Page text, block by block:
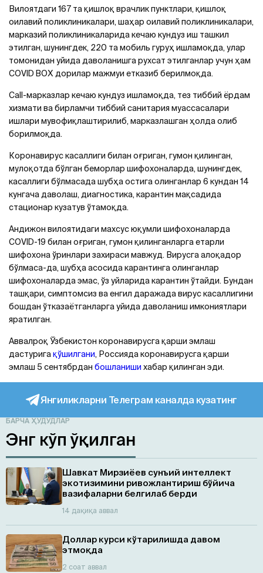
Вилоятдаги 167 та қишлоқ врачлик пунктлари, қишлоқ
оилавий поликлиникалари, шаҳар оилавий поликлиникалари,
марказий поликлиникаларида кечаю кундуз иш ташкил
этилган, шунингдек, 220 та мобиль гуруҳ ишламоқда, улар
томонидан уйида даволанишга рухсат этилганлар учун ҳам
COVID BОХ дорилар мажмуи етказиб берилмоқда.
Call-марказлар кечаю кундуз ишламоқда, тез тиббий ёрдам
хизмати ва бирламчи тиббий санитария муассасалари
ишлари мувофиқлаштирилиб, марказлашган ҳолда олиб
борилмоқда.
Коронавирус касаллиги билан оғриган, гумон қилинган,
мулоқотда бўлган беморлар шифохоналарда, шунингдек,
касаллиги бўлмасада шубҳа остига олинганлар 6 кундан 14
кунгача даволаш, диагностика, карантин мақсадида
стационар кузатув ўтамоқда.
Aндижон вилоятидаги махсус юқумли шифохоналарда
COVID-19 билан оғриган, гумон қилинганларга етарли
шифохона ўринлари захираси мавжуд. Вирусга алоқадор
бўлмаса-да, шубҳа асосида карантинга олинганлар
шифохоналарда эмас, ўз уйларида карантин ўтайди. Бундан
ташқари, симптомсиз ва енгил даражада вирус касаллигини
бошдан ўтказаётганларга уйида даволаниш имкониятлари
яратилган.
Аввалроқ Ўзбекистон коронавирусга қарши эмлаш
дастуригақўшилгани, Россияда коронавирусга қарши
эмлаш 5 сентябрдан бошланиши хабар қилинган эди.
Янгиликларни Телеграм каналда кузатинг
БАРЧА ҲУДУДЛАР
Энг кўп ўқилган
Шавкат Мирзиёев сунъий интеллект
экотизимини ривожлантириш бўйича
вазифаларни белгилаб берди
14 дақиқа аввал
Доллар курси кўтарилишда давом
этмоқда
2 соат аввал